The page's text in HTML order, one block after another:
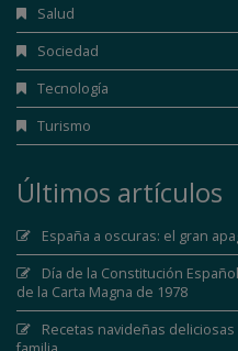
Salud
Sociedad
Tecnología
Turismo
Últimos artículos
España a oscuras: el gran
Día de la Constitución
de la Carta Magna de 1978
Recetas navideñas